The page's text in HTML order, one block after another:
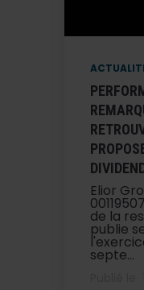
Elior
de la
publie
septe...